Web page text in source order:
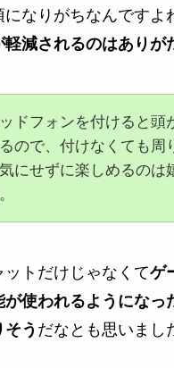
になりがちなんですよ
減されるのはありが
ドフォンを付けると頭
ので、付けなくても周
にせずに楽しめるのは
トだけじゃなくてゲ
使われるようになっ
う だなとも思いまし